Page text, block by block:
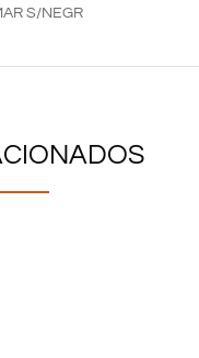
S/NEGR